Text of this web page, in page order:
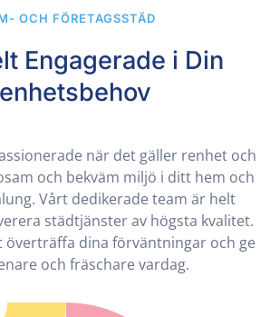
OCH FÖRETAGSSTÄD
Engagerade i Din
när det gäller renhet och
och bekväm miljö i ditt hem och
Vårt dedikerade team är helt
städtjänster av högsta kvalitet.
överträffa dina förväntningar och ge
och fräschare vardag.